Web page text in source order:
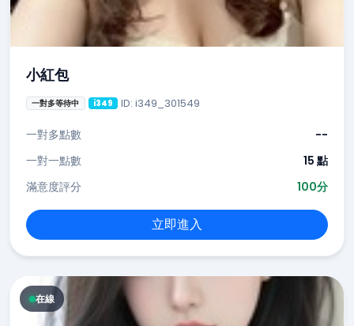
小紅包
一對多等待中 i349 ID: i349_301549
一對多點數
--
一對一點數
15 點
滿意度評分
100分
立即進入
在線